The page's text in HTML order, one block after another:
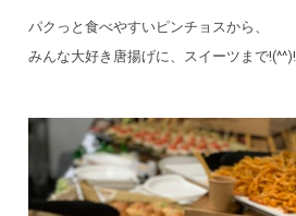
パクっと食べやすいピンチョスから、
みんな大好き唐揚げに、スイーツまで!(^^)!